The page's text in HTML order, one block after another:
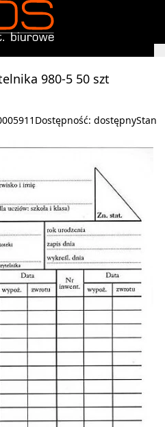
980-5 50 szt
Dostępność: dostępnyStan